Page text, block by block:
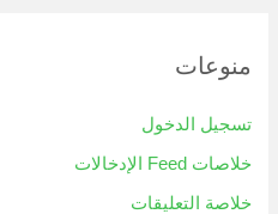
منوعات
تسجيل الدخول
خلاصات Feed الإدخالات
خلاصة التعليقات